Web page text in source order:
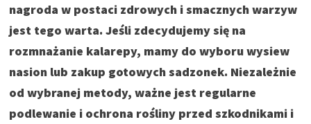
nagroda w postaci zdrowych i smacznych warzyw
jest tego warta. Jeśli zdecydujemy się na
rozmnażanie kalarepy, mamy do wyboru wysiew
nasion lub zakup gotowych sadzonek. Niezależnie
od wybranej metody, ważne jest regularne
podlewanie i ochrona rośliny przed szkodnikami i